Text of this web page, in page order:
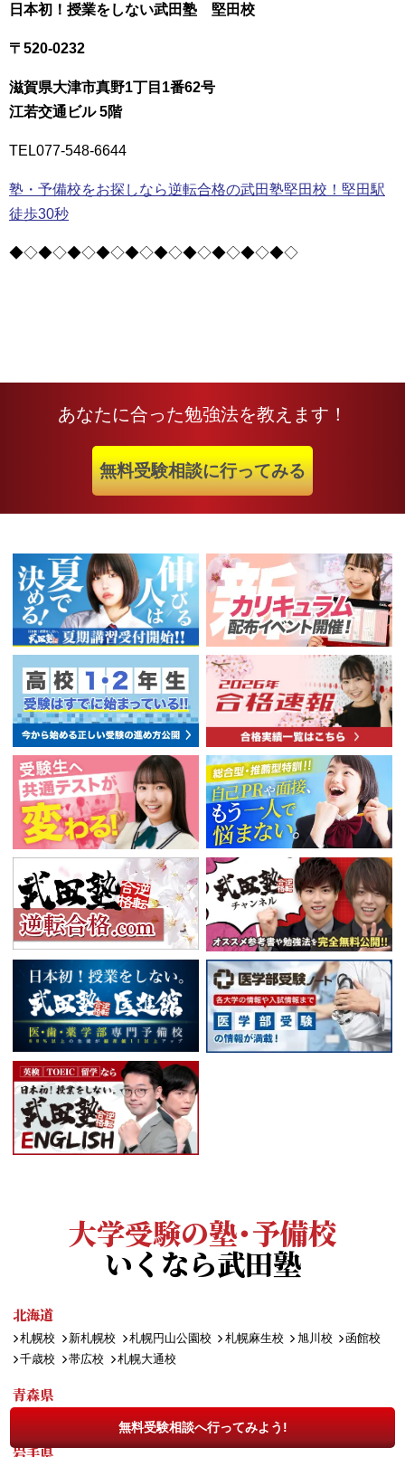
日本初！授業をしない武田塾 堅田校
〒520-0232
滋賀県大津市真野1丁目1番62号
江若交通ビル 5階
TEL077-548-6644
塾・予備校をお探しなら逆転合格の武田塾堅田校！堅田駅
徒歩30秒
◆◇◆◇◆◇◆◇◆◇◆◇◆◇◆◇◆◇◆◇
あなたに合った勉強法を教えます！
無料受験相談に行ってみる
無料受験相談へ行ってみよう!
大学受験の塾・予備校
いくなら武田塾
北海道
札幌校 新札幌校 札幌円山公園校 札幌麻生校 旭川校
函館校
千歳校
帯広校 札幌大通校
青森県
岩手県